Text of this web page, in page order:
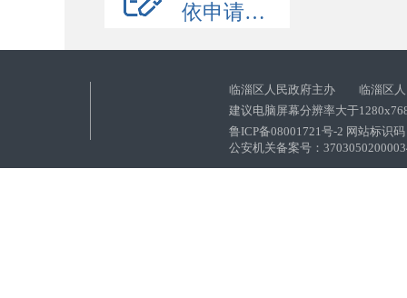
依申请公开
临淄区人民政府主办 临淄区人
建议电脑屏幕分辨率大于
鲁ICP备08001721号-2 网站标识
公安机关备案号：